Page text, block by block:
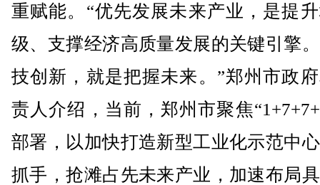
重赋能。“优先发展未来产业，是提
级、支撑经济高质量发展的关键引擎
技创新，就是把握未来。”郑州市政
责人介绍，当前，郑州市聚焦
部署，以加快打造新型工业化示范中
抓手，抢滩占先未来产业，加速布局